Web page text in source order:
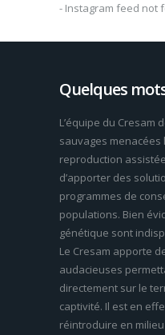
- Instagram feed not
Quelques
L’équipe du Cresam
sauvages menacées
reproduction
d’apporter des
programmes de
populations. Bien
génétique sont
Le Cresam apporte
audacieuses
directement sur le
captivité. Il est en
réintroduire en